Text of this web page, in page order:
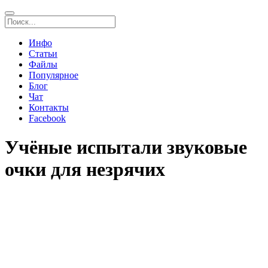
Инфо
Статьи
Файлы
Популярное
Блог
Чат
Контакты
Facebook
Учёные испытали звуковые
очки для незрячих